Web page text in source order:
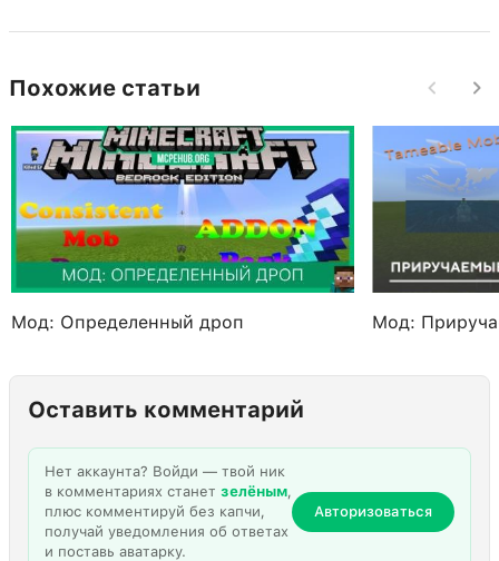
Похожие статьи
Мод: Определенный дроп Мод:
Оставить комментарий
Нет аккаунта? Войди — твой ник
в комментариях станет зелёным,
плюс комментируй без капчи,
получай уведомления об ответах
и поставь аватарку.
Авторизоваться